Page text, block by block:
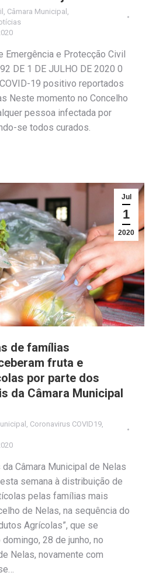
, Câmara Municipal ,
Emergência e Protecção Civil
DE 1 DE JULHO DE 2020 0
19 positivo reportados
Neste momento no Concelho
pessoa infectada por
se todos curados.
Jul
1
2020
de famílias
fruta e
por parte dos
da Câmara Municipal
Coronavirus COVID19
Câmara Municipal de Nelas
semana à distribuição de
pelas famílias mais
de Nelas, na sequência do
Agrícolas”, que se
28 de junho, no
Nelas, novamente com